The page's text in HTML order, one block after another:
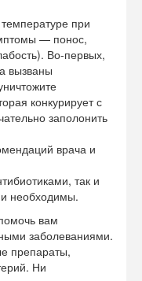
при
— понос,
Во-первых,
вызваны
конкурирует с
заполонить
врача и
так и
необходимы.
вам
заболеваниями.
препараты,
Ни